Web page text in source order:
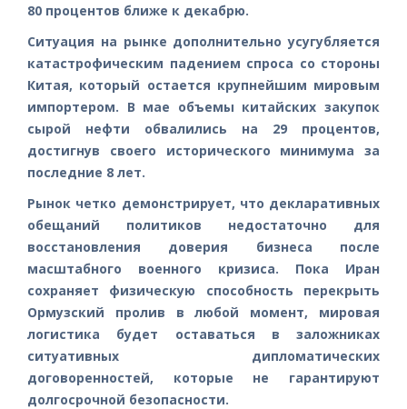
80 процентов ближе к декабрю.
Ситуация на рынке дополнительно усугубляется
катастрофическим падением спроса со стороны
Китая, который остается крупнейшим мировым
импортером. В мае объемы китайских закупок
сырой нефти обвалились на 29 процентов,
достигнув своего исторического минимума за
последние 8 лет.
Рынок четко демонстрирует, что декларативных
обещаний политиков недостаточно для
восстановления доверия бизнеса после
масштабного военного кризиса. Пока Иран
сохраняет физическую способность перекрыть
Ормузский пролив в любой момент, мировая
логистика будет оставаться в заложниках
ситуативных дипломатических
договоренностей, которые не гарантируют
долгосрочной безопасности.